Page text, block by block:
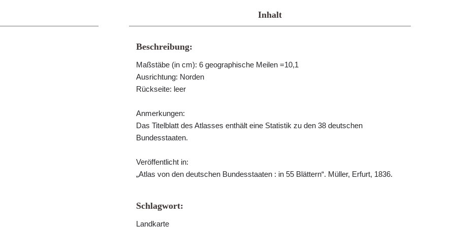
Inhalt
Beschreibung:
Maßstäbe (in cm): 6 geographische Meilen =10,1
Ausrichtung: Norden
Rückseite: leer
Anmerkungen:
Das Titelblatt des Atlasses enthält eine Statistik zu den 38 deutschen
Bundesstaaten.
Veröffentlicht in:
„Atlas von den deutschen Bundesstaaten : in 55 Blättern“. Müller, Erfurt, 1836.
Schlagwort:
Landkarte